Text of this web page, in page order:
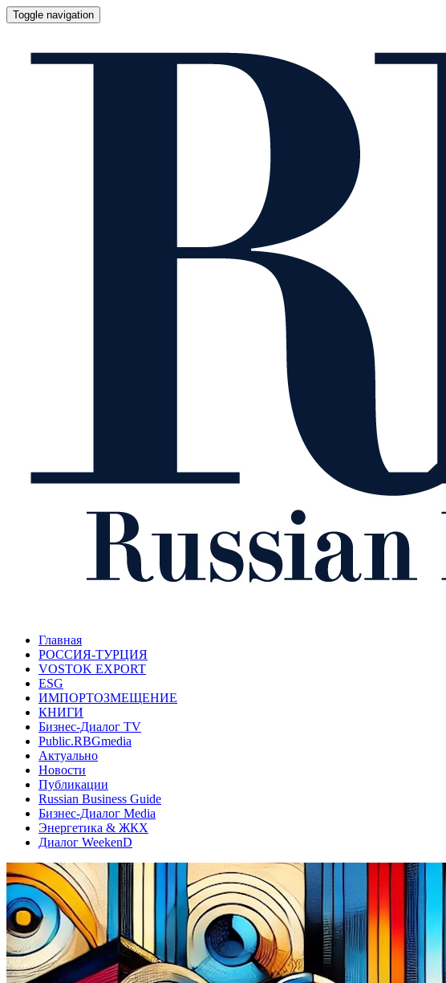
Toggle navigation
Главная
РОССИЯ-ТУРЦИЯ
VOSTOK EXPORT
ESG
ИМПОРТОЗМЕЩЕНИЕ
КНИГИ
Бизнес-Диалог TV
Public.RBGmedia
Актуально
Новости
Публикации
Russian Business Guide
Бизнес-Диалог Media
Энергетика & ЖКХ
Диалог WeekenD